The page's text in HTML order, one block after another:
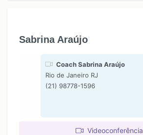
Sabrina Araújo
Coach Sabrina Araújo
Rio de Janeiro RJ
(21) 98778-1596
Videoconferência